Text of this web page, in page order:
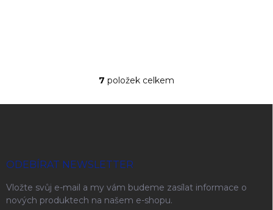
Ovládací prvky výpisu
7 položek celkem
ODEBÍRAT NEWSLETTER
Vložte svůj e-mail a my vám budeme zasílat informace o
nových produktech na našem e-shopu.